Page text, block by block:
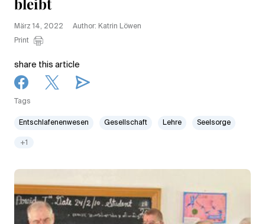
März 14, 2022
Author: Katrin Löwen
Print
share this article
Tags
Entschlafenenwesen Gesellschaft Lehre Seelsorge
+1